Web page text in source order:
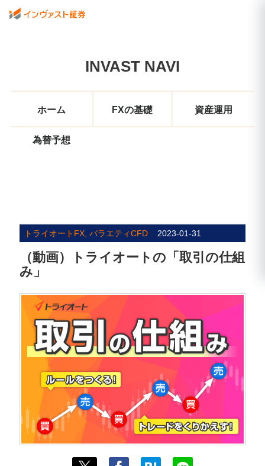
INVAST NAVI
ホーム FXの基礎 資産運用
為替予想
トライオートFX, バラエティCFD 2023-01-31
（動画）トライオートの「取引の仕組
み」